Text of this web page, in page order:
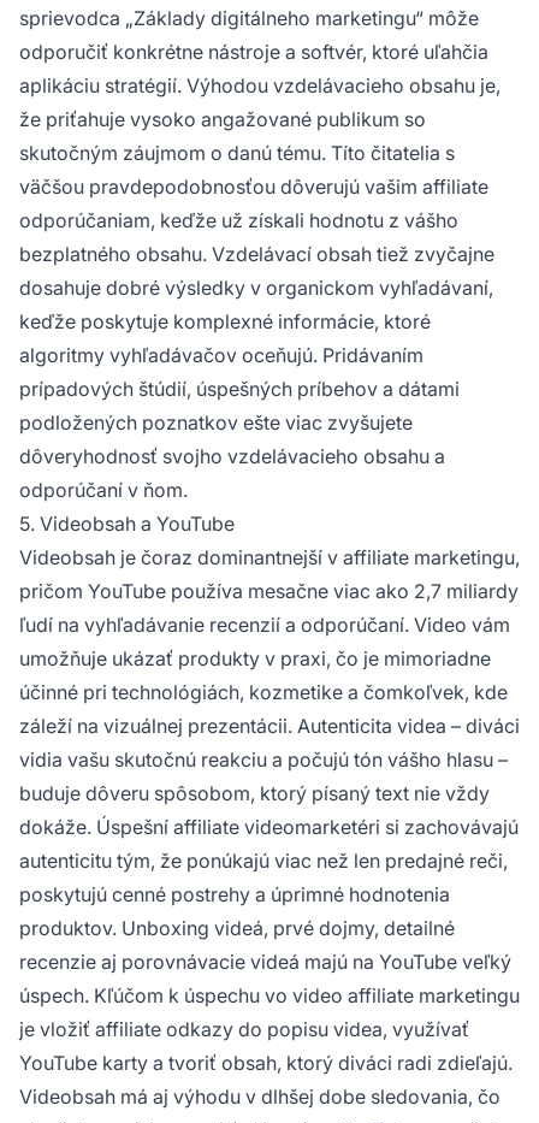
sprievodca „Základy digitálneho marketingu“ môže
odporučiť konkrétne nástroje a softvér, ktoré uľahčia
aplikáciu stratégií. Výhodou vzdelávacieho obsahu je,
že priťahuje vysoko angažované publikum so
skutočným záujmom o danú tému. Títo čitatelia s
väčšou pravdepodobnosťou dôverujú vašim affiliate
odporúčaniam, keďže už získali hodnotu z vášho
bezplatného obsahu. Vzdelávací obsah tiež zvyčajne
dosahuje dobré výsledky v organickom vyhľadávaní,
keďže poskytuje komplexné informácie, ktoré
algoritmy vyhľadávačov oceňujú. Pridávaním
prípadových štúdií, úspešných príbehov a dátami
podložených poznatkov ešte viac zvyšujete
dôveryhodnosť svojho vzdelávacieho obsahu a
odporúčaní v ňom.
5. Videobsah a YouTube
Videobsah je čoraz dominantnejší v affiliate marketingu,
pričom YouTube používa mesačne viac ako 2,7 miliardy
ľudí na vyhľadávanie recenzií a odporúčaní. Video vám
umožňuje ukázať produkty v praxi, čo je mimoriadne
účinné pri technológiách, kozmetike a čomkoľvek, kde
záleží na vizuálnej prezentácii. Autenticita videa – diváci
vidia vašu skutočnú reakciu a počujú tón vášho hlasu –
buduje dôveru spôsobom, ktorý písaný text nie vždy
dokáže. Úspešní affiliate videomarketéri si zachovávajú
autenticitu tým, že ponúkajú viac než len predajné reči,
poskytujú cenné postrehy a úprimné hodnotenia
produktov. Unboxing videá, prvé dojmy, detailné
recenzie aj porovnávacie videá majú na YouTube veľký
úspech. Kľúčom k úspechu vo video affiliate marketingu
je vložiť affiliate odkazy do popisu videa, využívať
YouTube karty a tvoriť obsah, ktorý diváci radi zdieľajú.
Videobsah má aj výhodu v dlhšej dobe sledovania, čo